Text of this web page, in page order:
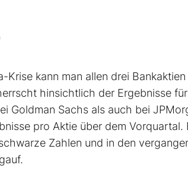
Krise kann man allen drei
hinsichtlich der Ergebnisse
Goldman Sachs als auch bei
pro Aktie über dem
Zahlen und in den